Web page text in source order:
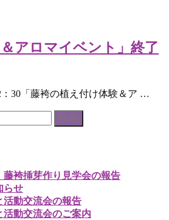
＆アロマイベント」終了
30「藤袴の植え付け体験＆ア …
袴挿芽作り見学会の報告
らせ
活動交流会の報告
動交流会のご案内